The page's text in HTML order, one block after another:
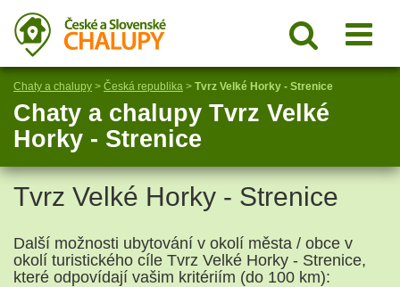
Chaty a chalupy > Česká republika > Tvrz Velké Horky - Strenice
Chaty a chalupy Tvrz Velké
Horky - Strenice
Tvrz Velké Horky - Strenice
Další možnosti ubytování v okolí města / obce v
okolí turistického cíle Tvrz Velké Horky - Strenice,
které odpovídají vašim kritériím (do 100 km):